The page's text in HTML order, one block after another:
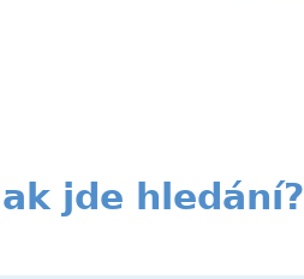
jde hledání?